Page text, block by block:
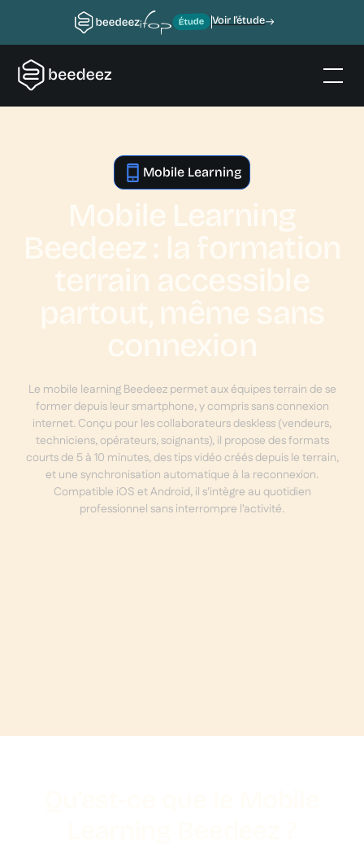
Voir l’étude
Mobile Learning
Mobile Learning
Beedeez : la formation
terrain accessible
partout, même sans
connexion
Le mobile learning Beedeez permet aux équipes terrain de se
former depuis leur smartphone, y compris sans connexion
internet. Conçu pour les collaborateurs deskless (vendeurs,
techniciens, opérateurs, soignants), il propose des formats
courts de 5 à 10 minutes, des tips vidéo créés depuis le terrain,
et une synchronisation automatique à la reconnexion.
Compatible iOS et Android, il s'intègre au quotidien
professionnel sans interrompre l'activité.